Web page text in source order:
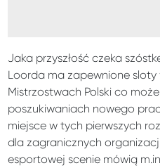
Jaka przyszłość czeka
Loorda ma zapewnione sloty
Mistrzostwach Polski co
poszukiwaniach nowego
miejsce w tych pierwszych
dla zagranicznych
esportowej scenie mówią